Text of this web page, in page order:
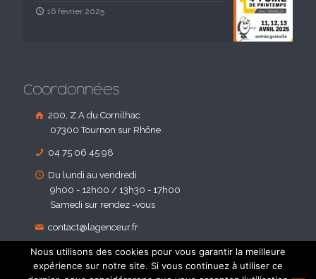
16 février 2025
Coordonnées
200, Z.A du Cornilhac
07300 Tournon sur Rhône
04 75 06 45 98
Du lundi au vendredi
9h00 - 12h00 / 13h30 - 17h00
Samedi sur rendez -vous
contact@lagenceur.fr
Nous utilisons des cookies pour vous garantir la meilleure
expérience sur notre site. Si vous continuez à utiliser ce